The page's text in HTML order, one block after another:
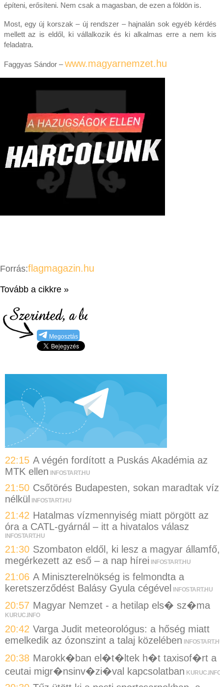
építeni, erősíteni. Nem csak a magasban, de ezen a földön is.
Most, egy új korszak – új rendszer – hajnalán sok egyéb kérdés
mellett az is eldől, ki vállalkozik és ki alkalmas erre a nem kis
feladatra.
Faggyas Sándor –www.magyarnemzet.hu
Forrás:flagmagazin.hu
Tovább a cikkre »
Megosztás
22:15 A végén fordított a Puskás Akadémia az
MTK ellen
INFOSTART.HU
21:50 Csőtörés Budapesten, sokan maradtak víz
nélkül
INFOSTART.HU
21:42 Hatalmas vízmennyiség miatt pörgött az
óra a CATL-gyárnál – itt a hivatalos válasz
INFOSTART.HU
21:30 Szombaton eldől, ki lesz a magyar államfő,
megérkezett az eső – a nap hírei
INFOSTART.HU
21:06 A Miniszterelnökség is felmondta a
keretszerződést Balásy Gyula cégével INFOSTART.HU
20:57 Magyar Nemzet - a hetilap els� sz�ma
KURUC.INFO
20:42 Varga Judit meteorológus: a hőség miatt
emelkedik az ózonszint a talaj közelében
20:38 Marokk�ban el�t�ltek h�t taxisof�rt a
ceutai migr�nsinv�zi�val kapcsolatban